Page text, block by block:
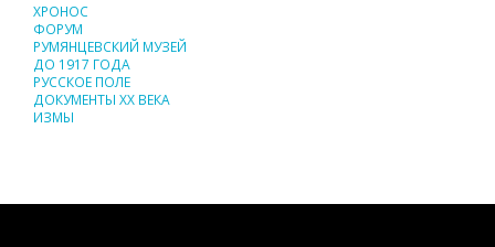
ХРОНОС
ФОРУМ
РУМЯНЦЕВСКИЙ МУЗЕЙ
ДО 1917 ГОДА
РУССКОЕ ПОЛЕ
ДОКУМЕНТЫ XX ВЕКА
ИЗМЫ